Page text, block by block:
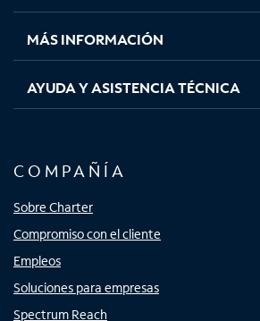
nuevanuevanuevanueva
MÁS INFORMACIÓN
AYUDA Y ASISTENCIA TÉCNICA
COMPAÑÍA
Sobre Charter
Compromiso con el cliente
Empleos
Soluciones para empresas
Spectrum Reach